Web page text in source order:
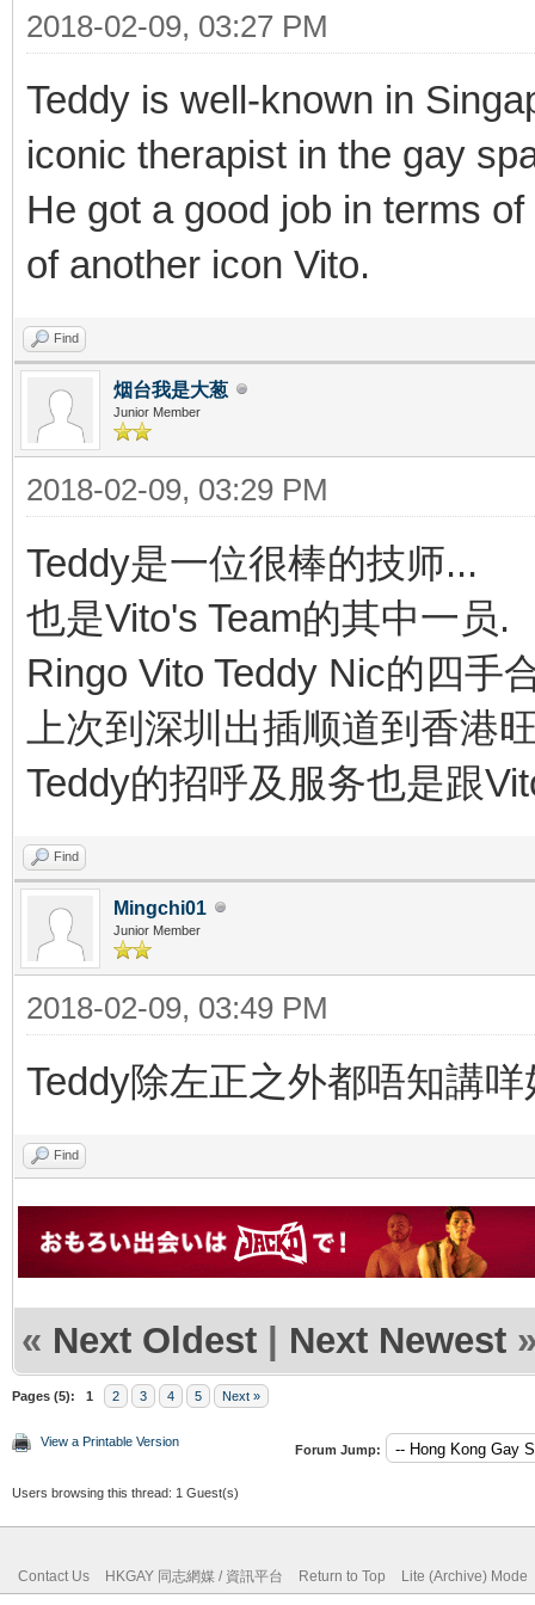
2018-02-09, 03:27 PM
Teddy is well-known in
iconic therapist in the gay
He got a good job in terms
of another icon Vito.
Find
烟台我是大葱
Junior Member
2018-02-09, 03:29 PM
Teddy是一位很棒的技师...
也是Vito's Team的其中一员.
Ringo Vito Teddy Nic的四手
上次到深圳出插顺道到香港
Teddy的招呼及服务也是跟
Find
Mingchi01
Junior Member
2018-02-09, 03:49 PM
Teddy除左正之外都唔知講咩
Find
« Next Oldest | Next Newest
Pages (5): 1 2 3 4 5 Next »
View a Printable Version
Forum Jump:
Users browsing this thread: 1 Guest(s)
Contact Us HKGAY 同志網媒 / 資訊平台 Return to Top Lite (Archive) Mode